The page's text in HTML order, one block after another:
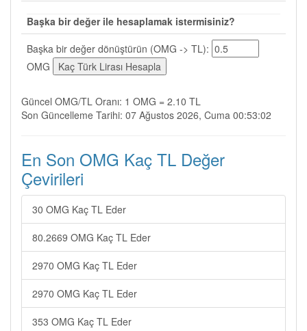
Başka bir değer ile hesaplamak istermisiniz?
Başka bir değer dönüştürün (OMG -> TL):
OMG
Güncel OMG/TL Oranı: 1 OMG = 2.10 TL
Son Güncelleme Tarihi: 07 Ağustos 2026, Cuma 00:53:02
En Son OMG Kaç TL Değer
Çevirileri
30 OMG Kaç TL Eder
80.2669 OMG Kaç TL Eder
2970 OMG Kaç TL Eder
2970 OMG Kaç TL Eder
353 OMG Kaç TL Eder